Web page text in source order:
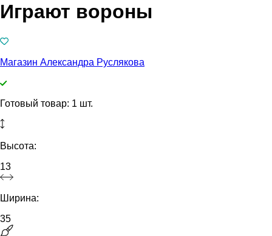
Играют вороны
Магазин Александра Руслякова
Готовый товар: 1 шт.
Высота:
13
Ширина:
35